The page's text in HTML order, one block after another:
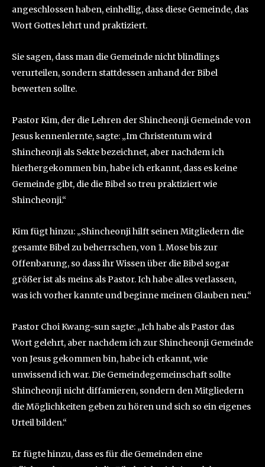
angeschlossen haben, einhellig, dass diese Gemeinde, das
Wort Gottes lehrt und praktiziert.
Sie sagen, dass man die Gemeinde nicht blindlings
verurteilen, sondern stattdessen anhand der Bibel
bewerten sollte.
Pastor Kim, der die Lehren der Shincheonji Gemeinde von
Jesus kennenlernte, sagte: „Im Christentum wird
Shincheonji als Sekte bezeichnet, aber nachdem ich
hierhergekommen bin, habe ich erkannt, dass es keine
Gemeinde gibt, die die Bibel so treu praktiziert wie
Shincheonji.“
Kim fügt hinzu: „Shincheonji hilft seinen Mitgliedern die
gesamte Bibel zu beherrschen, von 1. Mose bis zur
Offenbarung, so dass ihr Wissen über die Bibel sogar
größer ist als meins als Pastor. Ich habe alles verlassen,
was ich vorher kannte und beginne meinen Glauben neu.“
Pastor Choi Kwang-sun sagte: „Ich habe als Pastor das
Wort gelehrt, aber nachdem ich zur Shincheonji Gemeinde
von Jesus gekommen bin, habe ich erkannt, wie
unwissend ich war. Die Gemeindegemeinschaft sollte
Shincheonji nicht diffamieren, sondern den Mitgliedern
die Möglichkeiten geben zu hören und sich so ein eigenes
Urteil bilden.“
Er fügte hinzu, dass es für die Gemeinden eine